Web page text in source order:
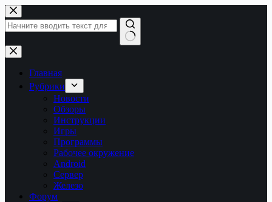
Перейти
к
сути
Ничего
не
найденоГлавная
Рубрики
Новости
Обзоры
Инструкции
Игры
Программы
Рабочее окружение
Android
Сервер
Железо
Форум